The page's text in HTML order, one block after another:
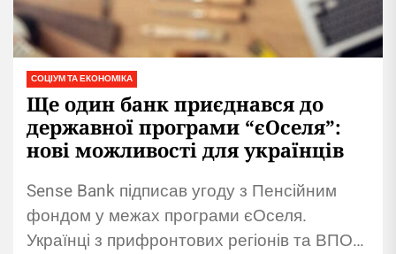
СОЦІУМ ТА ЕКОНОМІКА
Ще один банк приєднався до
державної програми “єОселя”:
нові можливості для українців
Sense Bank підписав угоду з Пенсійним
фондом у межах програми єОселя.
Українці з прифронтових регіонів та ВПО